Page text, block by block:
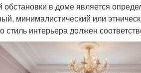
в доме является
минималистический или
интерьера должен